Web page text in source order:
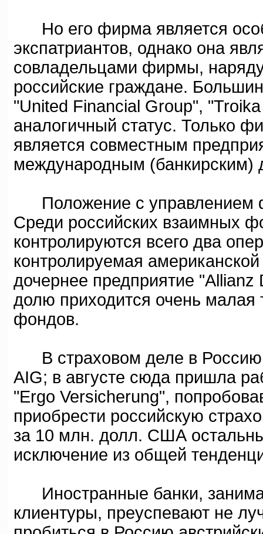
Но его фирма является
экспатриантов, однако она
совладельцами фирмы,
российские граждане.
"United Financial Group",
аналогичный статус. Только
является совместным
международным (банкирским)
Положение с управлением
Среди российских взаимных
контролируются всего два
контролируемая
дочернее предприятие
долю приходится очень
фондов.
В страховом деле в Россию
AIG; в августе сюда пришла
"Ergo Versicherung",
приобрести российскую
за 10 млн. долл. США
исключение из общей
Иностранные банки,
клиентуры, преуспевают не